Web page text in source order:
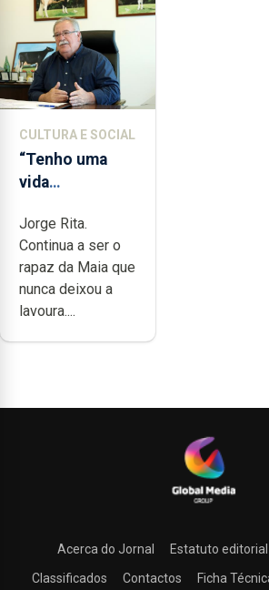
CULTURA E SOCIAL
“Tenho uma
vida
cheia de
trabalho,
dedicação,
gosto e muita
paixão”
Jorge Rita.
Continua a ser o
rapaz da Maia que
nunca deixou a
lavoura....
Acerca do Jornal Estatuto editorial
Classificados
Contactos Ficha